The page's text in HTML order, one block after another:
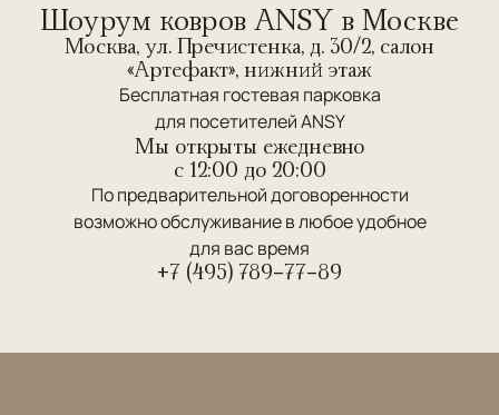
Шоурум ковров ANSY в Москве
Москва, ул. Пречистенка, д. 30/2, салон
«Артефакт», нижний этаж
Бесплатная гостевая парковка
для посетителей ANSY
Мы открыты ежедневно
c 12:00 до 20:00
По предварительной договоренности
возможно обслуживание в любое удобное
для вас время
+7 (495) 789-77-89